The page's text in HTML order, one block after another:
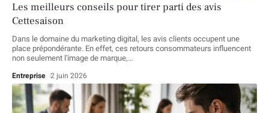
Les meilleurs conseils pour tirer parti des avis
Cettesaison
Dans le domaine du marketing digital, les avis clients occupent une
place prépondérante. En effet, ces retours consommateurs influencent
non seulement l'image de marque,…
Entreprise 2 juin 2026